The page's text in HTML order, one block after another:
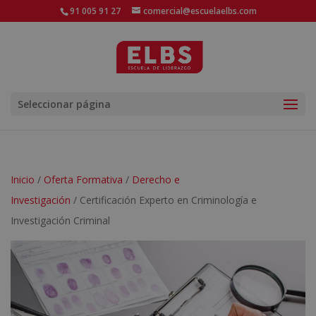
91 005 91 27 comercial@escuelaelbs.com
Seleccionar página
Inicio / Oferta Formativa / Derecho e
Investigación / Certificación Experto en Criminología e
Investigación Criminal